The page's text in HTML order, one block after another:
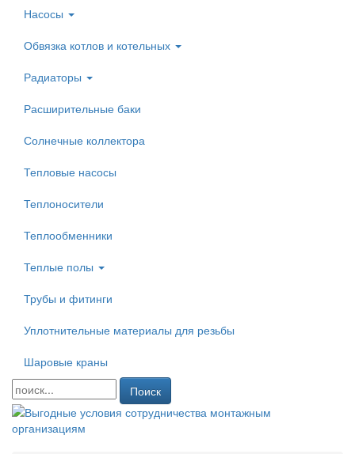
Насосы
Обвязка котлов и котельных
Радиаторы
Расширительные баки
Солнечные коллектора
Тепловые насосы
Теплоносители
Теплообменники
Теплые полы
Трубы и фитинги
Уплотнительные материалы для резьбы
Шаровые краны
Поиск